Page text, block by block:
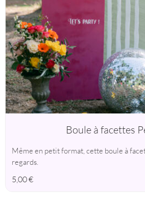
Boule à facettes
Même en petit format, cette boule à
regards.
5,00€